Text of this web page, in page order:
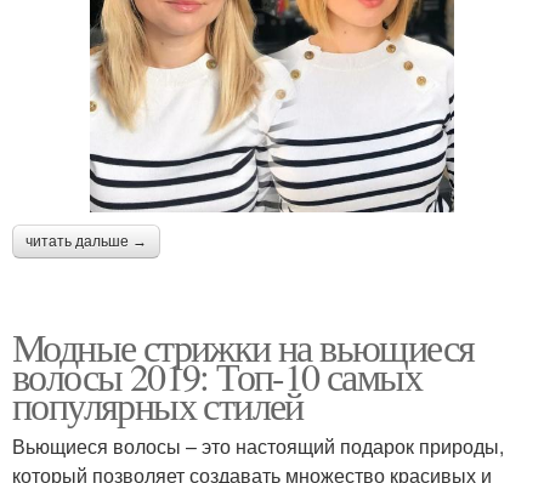
читать дальше →
Модные стрижки на вьющиеся
волосы 2019: Топ-10 самых
популярных стилей
Вьющиеся волосы – это настоящий подарок природы,
который позволяет создавать множество красивых и